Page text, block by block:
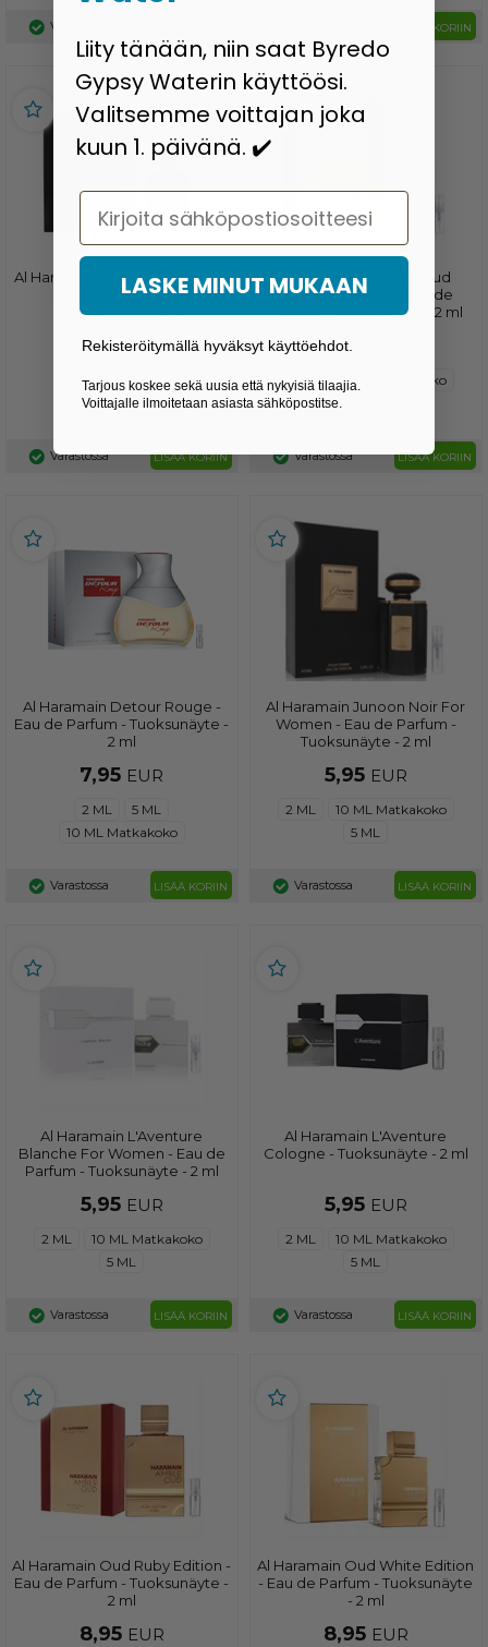
Varastossa LISÄÄ KORIIN
Al Haramain Amber Oud Sport
- Extrait de Parfum -
Tuoksunäyte - 2 ml
8,95EUR
2 ML
5 ML
10 ML Matkakoko
Varastossa LISÄÄ KORIIN
Al Haramain Amber Oud
Tobacco Edition - Eau de
Parfum - Tuoksunäyte - 2 ml
5,95
2 ML
10 ML Matkakoko
Varastossa LISÄÄ KORIIN
Al Haramain Detour Rouge -
Eau de Parfum - Tuoksunäyte -
2 ml
7,95 EUR
2 ML
5 ML
10 ML Matkakoko
Varastossa LISÄÄ KORIIN
Al Haramain Junoon Noir For
Women - Eau de Parfum -
Tuoksunäyte - 2 ml
5,95 EUR
2 ML
10 ML Matkakoko
5 ML
Varastossa LISÄÄ KORIIN
Al Haramain L'Aventure
Blanche For Women - Eau de
Parfum - Tuoksunäyte - 2 ml
5,95 EUR
2 ML
10 ML Matkakoko
5 ML
Varastossa LISÄÄ KORIIN
Al Haramain L'Aventure
Cologne - Tuoksunäyte - 2 ml
5,95 EUR
2 ML
10 ML Matkakoko
5 ML
Varastossa LISÄÄ KORIIN
Al Haramain Oud Ruby Edition -
Eau de Parfum - Tuoksunäyte -
2 ml
8,95 EUR
Al Haramain Oud White Edition
- Eau de Parfum - Tuoksunäyte
- 2 ml
8,95 EUR
Liity tänään, niin saat Byredo
Gypsy Waterin käyttöösi.
Valitsemme voittajan joka
kuun 1. päivänä. ✔️
Email
LASKE MINUT MUKAAN
Rekisteröitymällä hyväksyt käyttöehdot.
Tarjous koskee sekä uusia että nykyisiä tilaajia.
Voittajalle ilmoitetaan asiasta sähköpostitse.